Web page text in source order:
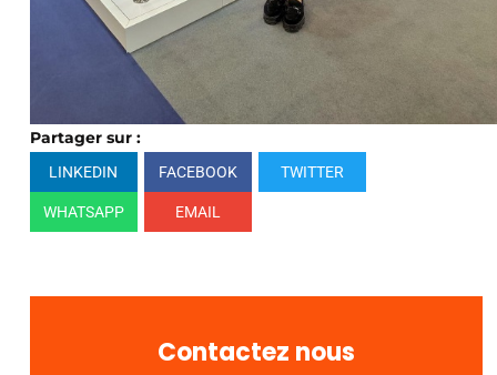
Partager sur :
LINKEDIN FACEBOOK TWITTER
WHATSAPP EMAIL
Contactez nous